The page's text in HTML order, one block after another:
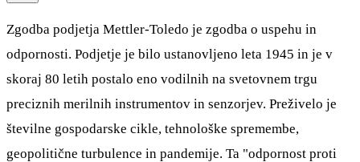
Zgodba podjetja Mettler-Toledo je zgodba o uspehu in
odpornosti. Podjetje je bilo ustanovljeno leta 1945 in je v
skoraj 80 letih postalo eno vodilnih na svetovnem trgu
preciznih merilnih instrumentov in senzorjev. Preživelo je
številne gospodarske cikle, tehnološke spremembe,
geopolitične turbulence in pandemije. Ta "odpornost proti